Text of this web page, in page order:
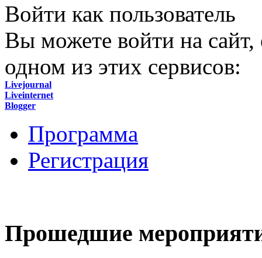
Войти как пользователь
Вы можете войти на сайт,
одном из этих сервисов:
Livejournal
Liveinternet
Blogger
Программа
Регистрация
Прошедшие